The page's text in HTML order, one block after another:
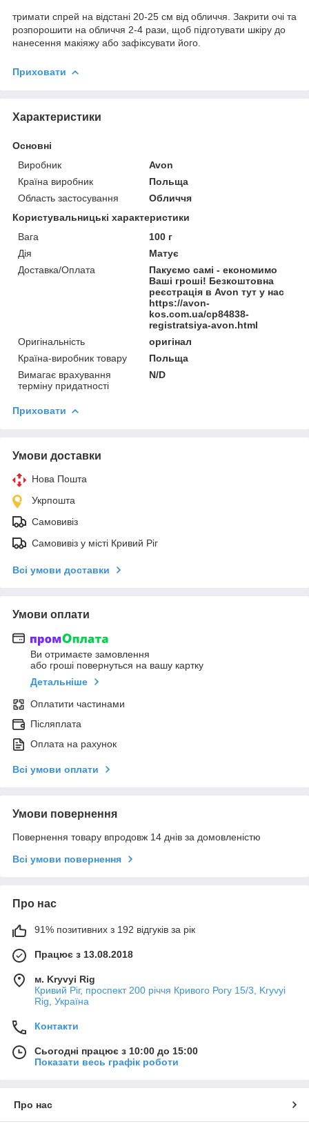
тримати спрей на відстані 20-25 см від обличчя. Закрити очі та
розпорошити на обличчя 2-4 рази, щоб підготувати шкіру до
нанесення макіяжу або зафіксувати його.
Приховати
Характеристики
Основні
Виробник
Avon
Країна виробник
Польща
Область застосування
Обличчя
Користувальницькі характеристики
Вага
100 г
Дія
Матує
Доставка/Оплата
Пакуємо самі - економимо
Ваші гроші! Безкоштовна
реєстрація в Avon тут у нас
https://avon-
kos.com.ua/cp84838-
registratsiya-avon.html
Оригінальність
оригінал
Країна-виробник товару
Польща
Вимагає врахування
терміну придатності
N/D
Приховати
Умови доставки
Нова Пошта
Укрпошта
Самовивіз
Самовивіз у місті Кривий Ріг
Всі умови доставки
Умови оплати
Ви отримаєте замовлення
або гроші повернуться на вашу картку
Детальніше
Оплатити частинами
Післяплата
Оплата на рахунок
Всі умови оплати
Умови повернення
Повернення товару впродовж 14 днів за домовленістю
Всі умови повернення
Про нас
91% позитивних з 192 відгуків за рік
Працює з 13.08.2018
м. Kryvyi Rig
Кривий Ріг, проспект 200 річчя Кривого Рогу 15/3, Kryvyi
Rig, Україна
Контакти
Сьогодні працює з 10:00 до 15:00
Показати весь графік роботи
Про нас